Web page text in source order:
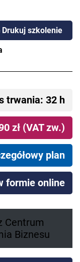
Drukuj szkolenie
trwania: 32 h
zł (VAT zw.)
plan
formie online
Centrum
Biznesu